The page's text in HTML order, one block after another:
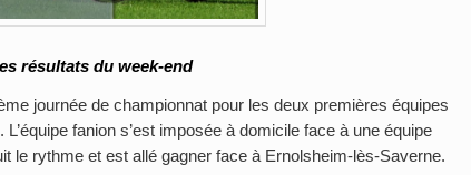
résultats du week-end
journée de championnat pour les deux premières équipes
fanion s’est imposée à domicile face à une équipe
le rythme et est allé gagner face à Ernolsheim-lès-Saverne.